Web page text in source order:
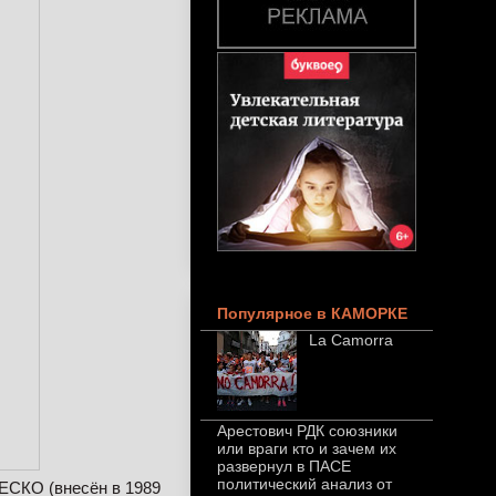
(внесён в 1989
Популярное в КАМОРКЕ
La Camorra
Арестович РДК союзники
или враги кто и зачем их
развернул в ПАСЕ
политический анализ от